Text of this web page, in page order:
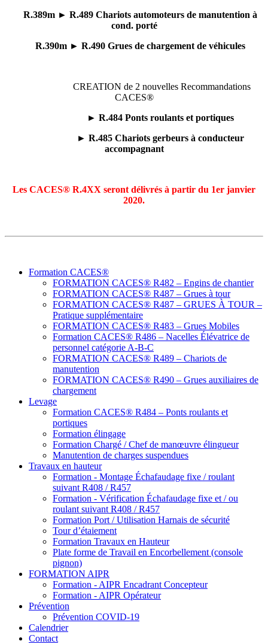
R.389m ► R.489 Chariots automoteurs de manutention à
cond. porté
R.390m ► R.490 Grues de chargement de véhicules
CREATION de 2 nouvelles Recommandations
CACES®
► R.484 Ponts roulants et portiques
► R.485 Chariots gerbeurs à conducteur
accompagnant
Les CACES® R.4XX seront délivrés à partir du 1er janvier
2020.
Formation CACES®
FORMATION CACES® R482 – Engins de chantier
FORMATION CACES® R487 – Grues à tour
FORMATION CACES® R487 – GRUES À TOUR –
Pratique supplémentaire
FORMATION CACES® R483 – Grues Mobiles
Formation CACES® R486 – Nacelles Élévatrice de
personnel catégorie A-B-C
FORMATION CACES® R489 – Chariots de
manutention
FORMATION CACES® R490 – Grues auxiliaires de
chargement
Levage
Formation CACES® R484 – Ponts roulants et
portiques
Formation élingage
Formation Chargé / Chef de manœuvre élingueur
Manutention de charges suspendues
Travaux en hauteur
Formation - Montage Échafaudage fixe / roulant
suivant R408 / R457
Formation - Vérification Échafaudage fixe et / ou
roulant suivant R408 / R457
Formation Port / Utilisation Harnais de sécurité
Tour d’étaiement
Formation Travaux en Hauteur
Plate forme de Travail en Encorbellement (console
pignon)
FORMATION AIPR
Formation - AIPR Encadrant Concepteur
Formation - AIPR Opérateur
Prévention
Prévention COVID-19
Calendrier
Contact